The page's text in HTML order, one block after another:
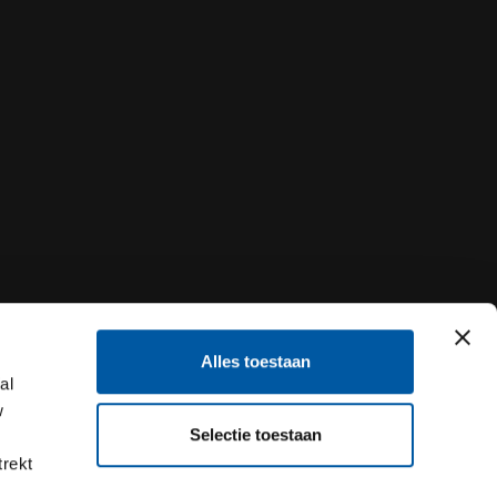
Alles toestaan
Selectie toestaan